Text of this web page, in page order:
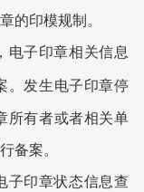
的印模规制。
子印章相关信息
。发生电子印章停
所有者或者相关单
备案。
子印章状态信息查